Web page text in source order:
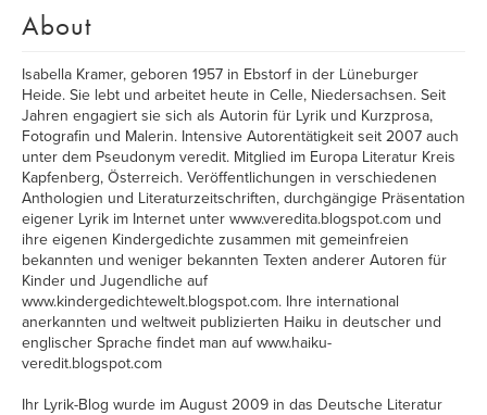
About
Isabella Kramer, geboren 1957 in Ebstorf in der Lüneburger
Heide. Sie lebt und arbeitet heute in Celle, Niedersachsen. Seit
Jahren engagiert sie sich als Autorin für Lyrik und Kurzprosa,
Fotografin und Malerin. Intensive Autorentätigkeit seit 2007 auch
unter dem Pseudonym veredit. Mitglied im Europa Literatur Kreis
Kapfenberg, Österreich. Veröffentlichungen in verschiedenen
Anthologien und Literaturzeitschriften, durchgängige Präsentation
eigener Lyrik im Internet unter www.veredita.blogspot.com und
ihre eigenen Kindergedichte zusammen mit gemeinfreien
bekannten und weniger bekannten Texten anderer Autoren für
Kinder und Jugendliche auf
www.kindergedichtewelt.blogspot.com. Ihre international
anerkannten und weltweit publizierten Haiku in deutscher und
englischer Sprache findet man auf www.haiku-
veredit.blogspot.com
Ihr Lyrik-Blog wurde im August 2009 in das Deutsche Literatur